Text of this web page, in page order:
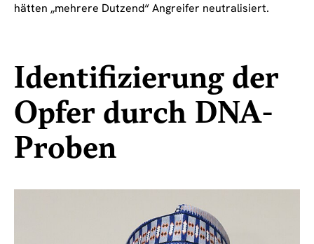
hätten „mehrere Dutzend“ Angreifer neutralisiert.
Identifizierung der
Opfer durch DNA-
Proben